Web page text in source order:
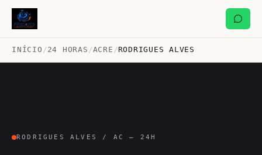
INÍCIO /24 HORAS /ACRE /RODRIGUES ALVES
RODRIGUES ALVES / AC — 24H